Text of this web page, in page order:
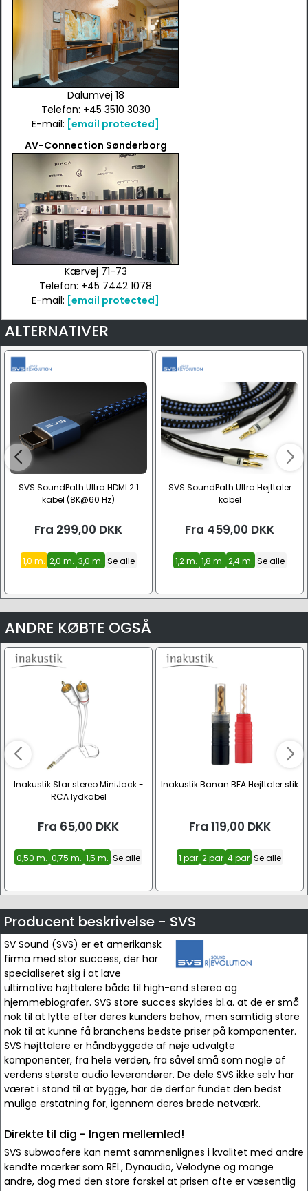
Dalumvej 18
Telefon: +45 3510 3030
E-mail: [email protected]
AV-Connection Sønderborg
Kærvej 71-73
Telefon: +45 7442 1078
E-mail: [email protected]
ALTERNATIVER
SVS SoundPath Ultra HDMI 2.1
kabel (8K@60 Hz)
Fra 299,00 DKK
1,0 m. 2,0 m. 3,0 m. Se alle
SVS SoundPath Ultra Højttaler
kabel
Fra 459,00 DKK
1,2 m. 1,8 m. 2,4 m. Se alle
ANDRE KØBTE OGSÅ
Inakustik Star stereo MiniJack -
RCA lydkabel
Fra 65,00 DKK
0,50 m. 0,75 m. 1,5 m. Se alle
Inakustik Banan BFA Højttaler stik
Fra 119,00 DKK
1 par 2 par 4 par Se alle
Producent beskrivelse - SVS
SV Sound (SVS) er et amerikansk
firma med stor success, der har
specialiseret sig i at lave
ultimative højttalere både til high-end stereo og
hjemmebiografer. SVS store succes skyldes bl.a. at de er små
nok til at lytte efter deres kunders behov, men samtidig store
nok til at kunne få branchens bedste priser på komponenter.
SVS højttalere er håndbyggede af nøje udvalgte
komponenter, fra hele verden, fra såvel små som nogle af
verdens største audio leverandører. De dele SVS ikke selv har
været i stand til at bygge, har de derfor fundet den bedst
mulige erstatning for, igennem deres brede netværk.
Direkte til dig - Ingen mellemled!
SVS subwoofere kan nemt sammenlignes i kvalitet med andre
kendte mærker som REL, Dynaudio, Velodyne og mange
andre, dog med den store forskel at prisen ofte er væsentlig